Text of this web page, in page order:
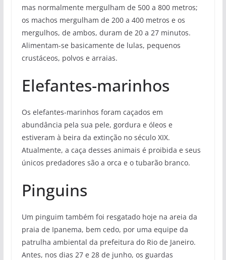
mas normalmente mergulham de 500 a 800 metros;
os machos mergulham de 200 a 400 metros e os
mergulhos, de ambos, duram de 20 a 27 minutos.
Alimentam-se basicamente de lulas, pequenos
crustáceos, polvos e arraias.
Elefantes-marinhos
Os elefantes-marinhos foram caçados em
abundância pela sua pele, gordura e óleos e
estiveram à beira da extinção no século XIX.
Atualmente, a caça desses animais é proibida e seus
únicos predadores são a orca e o tubarão branco.
Pinguins
Um pinguim também foi resgatado hoje na areia da
praia de Ipanema, bem cedo, por uma equipe da
patrulha ambiental da prefeitura do Rio de Janeiro.
Antes, nos dias 27 e 28 de junho, os guardas